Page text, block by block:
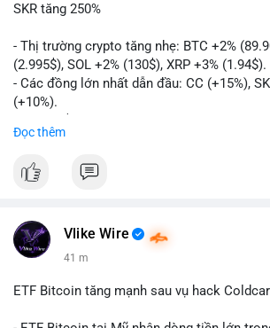
SKR tăng 250%
- Thị trường crypto tăng nhẹ: BTC +2%
(2.995$), SOL +2% (130$), XRP +3% (1.94$).
- Các đồng lớn nhất dẫn đầu: CC (+15%),
(+10%).
hủy bỏ lệnh thuế EU.
và phân quyền Ethereum.
có sự đồng thuận hai đảng.
- Newrez xem xét Bitcoin và Ethereum
động.
Đọc thêm
Vlike Wire
41 m
ETF Bitcoin tăng mạnh sau vụ hack